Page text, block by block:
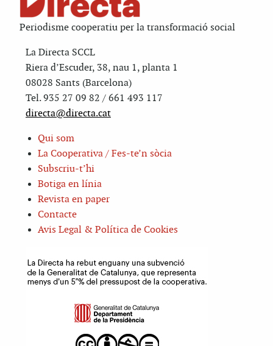
Periodisme cooperatiu per la transformació social
La Directa SCCL
Riera d’Escuder, 38, nau 1, planta 1
08028 Sants (Barcelona)
Tel. 935 27 09 82 / 661 493 117
directa@directa.cat
Qui som
La Cooperativa / Fes-te’n sòcia
Subscriu-t’hi
Botiga en línia
Revista en paper
Contacte
Avis Legal & Política de Cookies